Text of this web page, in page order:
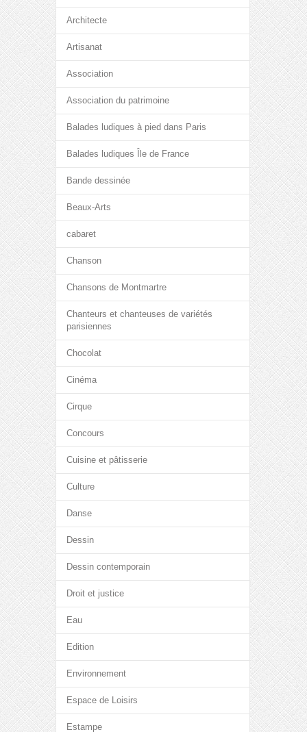
Architecte
Artisanat
Association
Association du patrimoine
Balades ludiques à pied dans Paris
Balades ludiques Île de France
Bande dessinée
Beaux-Arts
cabaret
Chanson
Chansons de Montmartre
Chanteurs et chanteuses de variétés
parisiennes
Chocolat
Cinéma
Cirque
Concours
Cuisine et pâtisserie
Culture
Danse
Dessin
Dessin contemporain
Droit et justice
Eau
Edition
Environnement
Espace de Loisirs
Estampe